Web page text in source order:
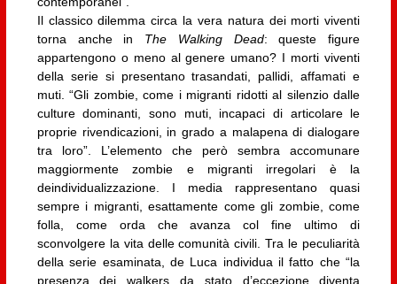
Il classico dilemma circa la vera natura dei morti viventi
torna anche in The Walking Dead: queste figure
appartengono o meno al genere umano? I morti viventi
della serie si presentano trasandati, pallidi, affamati e
muti. “Gli zombie, come i migranti ridotti al silenzio dalle
culture dominanti, sono muti, incapaci di articolare le
proprie rivendicazioni, in grado a malapena di dialogare
tra loro”. L’elemento che però sembra accomunare
maggiormente zombie e migranti irregolari è la
deindividualizzazione. I media rappresentano quasi
sempre i migranti, esattamente come gli zombie, come
folla, come orda che avanza col fine ultimo di
sconvolgere la vita delle comunità civili. Tra le peculiarità
della serie esaminata, de Luca individua il fatto che “la
presenza dei walkers da stato d’eccezione diventa